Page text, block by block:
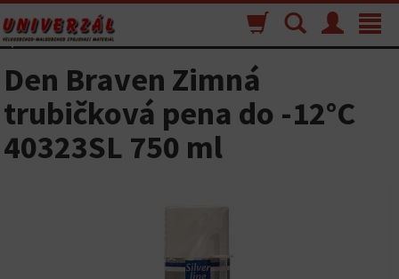
Toggle
Menu
Vyhľadávanie
Nákupný
košík
Den Braven Zimná
trubičková pena do -12°C
40323SL 750 ml